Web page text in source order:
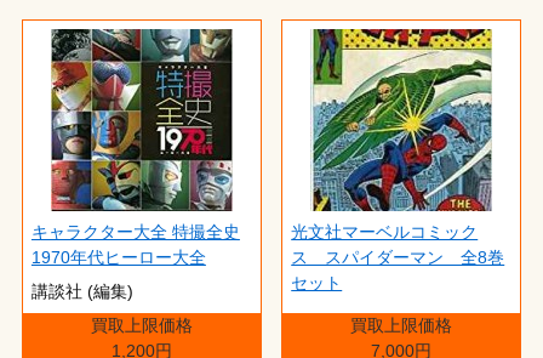
キャラクター大全 特撮全史
1970年代ヒーロー大全
講談社 (編集)
買取上限価格
1,200円
光文社マーベルコミック
ス スパイダーマン 全8巻
セット
買取上限価格
7,000円